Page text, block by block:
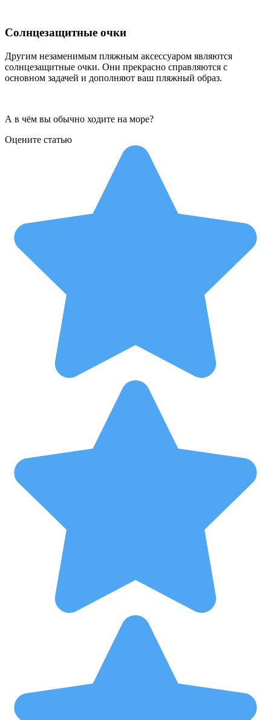
Солнцезащитные очки
Другим незаменимым пляжным аксессуаром являются
солнцезащитные очки. Они прекрасно справляются с
основном задачей и дополняют ваш пляжный образ.
А в чём вы обычно ходите на море?
Оцените статью